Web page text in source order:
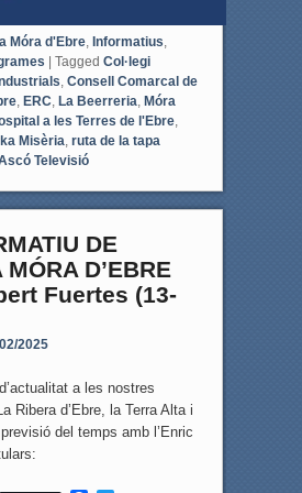
Móra d'Ebre, Informatius,
Tagged Col·legi
, Consell Comarcal de
, ERC, La Beerreria, Móra
a les Terres de l'Ebre,
Misèria, ruta de la tapa
Televisió
DE
MÓRA D’EBRE
Fuertes (13-
2025
a les nostres
Ribera d’Ebre, la Terra Alta i
del temps amb l’Enric